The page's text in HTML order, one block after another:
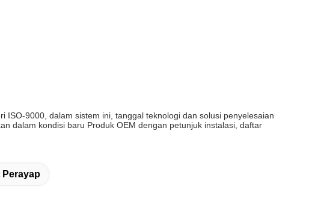
9000, dalam sistem ini, tanggal teknologi dan solusi penyelesaian
dalam kondisi baru Produk OEM dengan petunjuk instalasi, daftar
Perayap